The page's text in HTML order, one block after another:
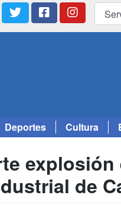
Deportes Cultura
de